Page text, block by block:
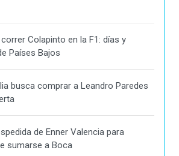
Colapinto en la F1: días y
Países Bajos
busca comprar a Leandro Paredes
de Enner Valencia para
sumarse a Boca